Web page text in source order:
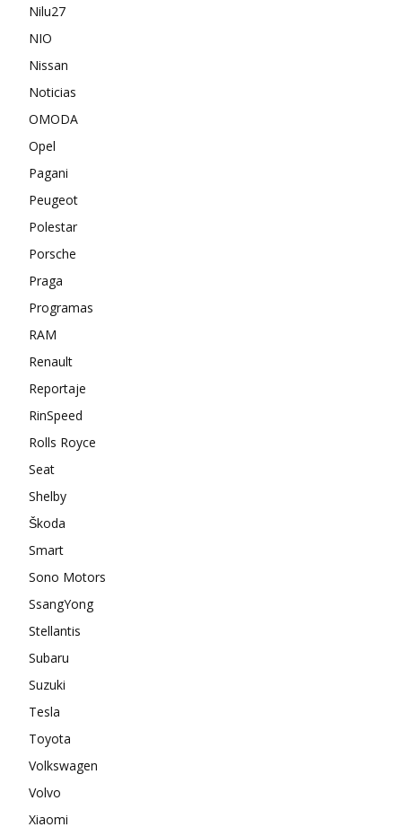
Nilu27
NIO
Nissan
Noticias
OMODA
Opel
Pagani
Peugeot
Polestar
Porsche
Praga
Programas
RAM
Renault
Reportaje
RinSpeed
Rolls Royce
Seat
Shelby
Škoda
Smart
Sono Motors
SsangYong
Stellantis
Subaru
Suzuki
Tesla
Toyota
Volkswagen
Volvo
Xiaomi